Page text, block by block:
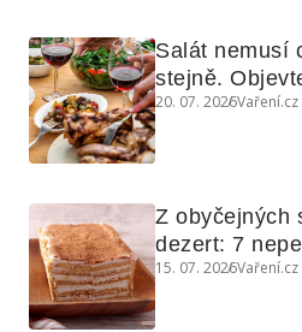
Salát nemusí
stejně.
využijete i na
20. 07. 2026Vaření.cz
Z obyčejných
dezert: 7
a koláčů
15. 07. 2026Vaření.cz